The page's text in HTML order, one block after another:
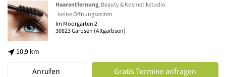
10,9 km
Haarentfernung, Beauty & Kosmetikstudio
keine Öffnungszeiten
Im Moorgarten 2
30823Garbsen (Altgarbsen)
Anrufen Gratis Termine anfragen